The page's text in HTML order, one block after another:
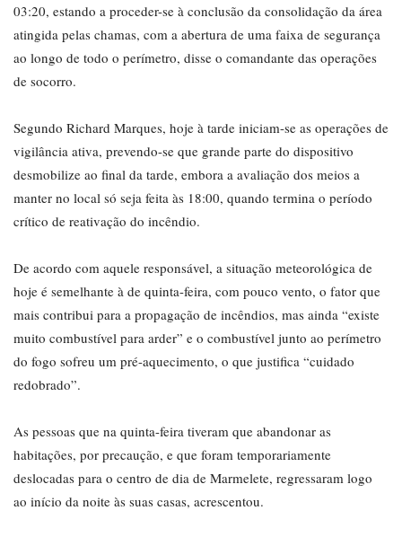
03:20, estando a proceder-se à conclusão da consolidação da área
atingida pelas chamas, com a abertura de uma faixa de segurança
ao longo de todo o perímetro, disse o comandante das operações
de socorro.
Segundo Richard Marques, hoje à tarde iniciam-se as operações de
vigilância ativa, prevendo-se que grande parte do dispositivo
desmobilize ao final da tarde, embora a avaliação dos meios a
manter no local só seja feita às 18:00, quando termina o período
crítico de reativação do incêndio.
De acordo com aquele responsável, a situação meteorológica de
hoje é semelhante à de quinta-feira, com pouco vento, o fator que
mais contribui para a propagação de incêndios, mas ainda “existe
muito combustível para arder” e o combustível junto ao perímetro
do fogo sofreu um pré-aquecimento, o que justifica “cuidado
redobrado”.
As pessoas que na quinta-feira tiveram que abandonar as
habitações, por precaução, e que foram temporariamente
deslocadas para o centro de dia de Marmelete, regressaram logo
ao início da noite às suas casas, acrescentou.